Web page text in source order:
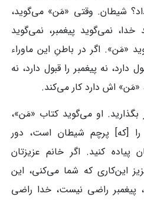
شیطان. وقتی «مَن» می‌گوید،
نمی‌گوید پیغمبر، نمی‌گوید
«مَن». اگر در باطنِ این ماوراء
دارد، نه پیغمبر را قبول دارد، نه
«مَن» اش دارد کار می‌کند.
بگذارید. او می‌گوید کتاب «مَن»،
[که] پرچم شیطان است، دور
پیاده کنید. اگر خانم عزیزتان
این‌کاری که شما می‌کنی، این
پیغمبر راضی نیست، خدا راضی